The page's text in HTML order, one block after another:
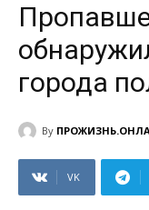
города
By
VK